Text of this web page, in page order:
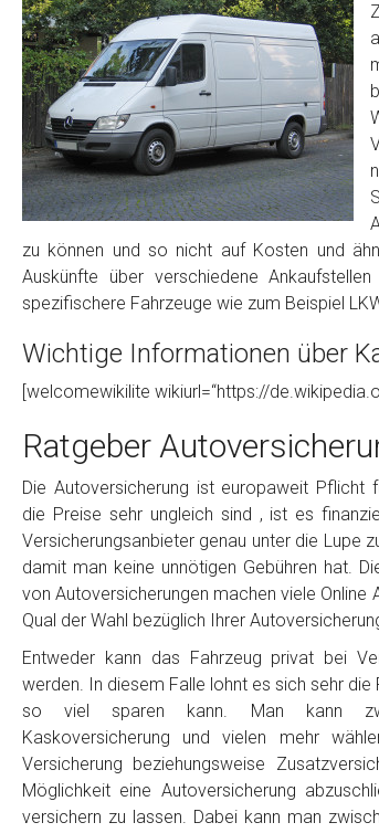
Preisvorstellung
Name*
Telefon*
Email
PLZ und Ort
Foto Nr. 1
Foto Nr. 2
Foto Nr. 3
Sonstiges
zu können und so nicht auf Kosten und
Auskünfte über verschiedene
spezifischere Fahrzeuge wie zum Beispiel
Wichtige Informationen über
[welcomewikilite wikiurl=“https://
Ratgeber
Die Autoversicherung ist europaweit Pflicht
die Preise sehr ungleich sind , ist es
Versicherungsanbieter genau unter die Lupe
damit man keine unnötigen Gebühren hat.
von Autoversicherungen machen viele Online
Qual der Wahl bezüglich Ihrer
Entweder kann das Fahrzeug privat bei
werden. In diesem Falle lohnt es sich sehr die
so viel sparen kann. Man kann
Kaskoversicherung und vielen mehr
Versicherung beziehungsweise
Möglichkeit eine Autoversicherung
versichern zu lassen. Dabei kann man